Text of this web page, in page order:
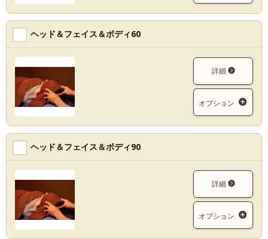
ヘッド＆フェイス＆ボディ60
詳細
オプション
ヘッド＆フェイス＆ボディ90
詳細
オプション